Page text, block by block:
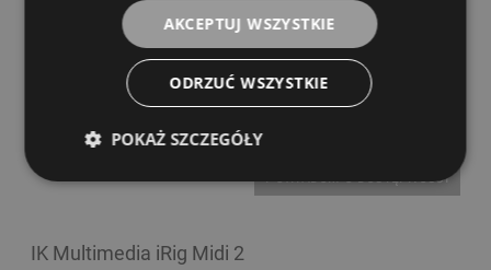
Icon MIdiPort
Dostępność:
POWIADOM O DOSTĘPNOŚCI
IK Multimedia iRig Midi 2
AKCEPTUJ WSZYSTKIE
ODRZUĆ WSZYSTKIE
POKAŻ SZCZEGÓŁY